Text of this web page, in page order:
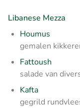
Libanese Mezza
Houmus
gemalen
Fattoush
salade van
Kafta
gegrild